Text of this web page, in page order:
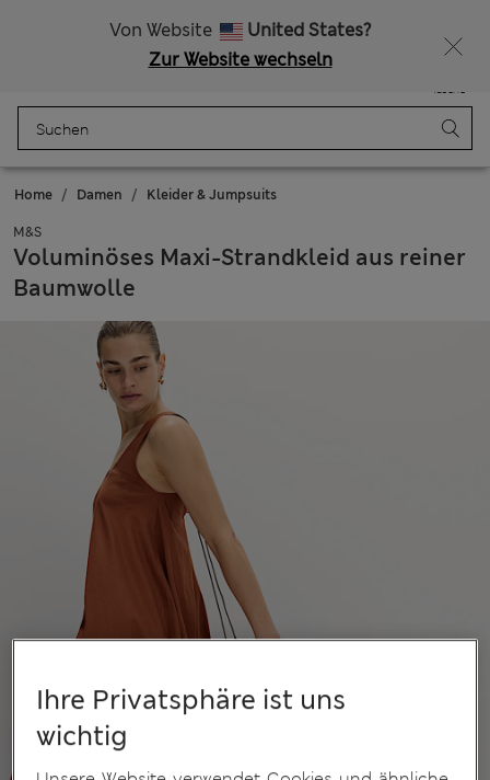
Von Website
United States?
Zur Website wechseln
Tasche
Home Damen Kleider & Jumpsuits
M&S
Voluminöses Maxi-Strandkleid aus reiner
Baumwolle
Ihre Privatsphäre ist uns
wichtig